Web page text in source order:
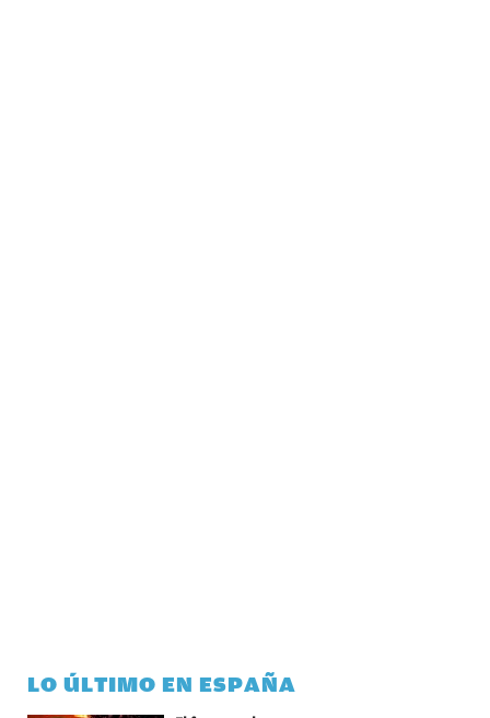
LO ÚLTIMO EN ESPAÑA